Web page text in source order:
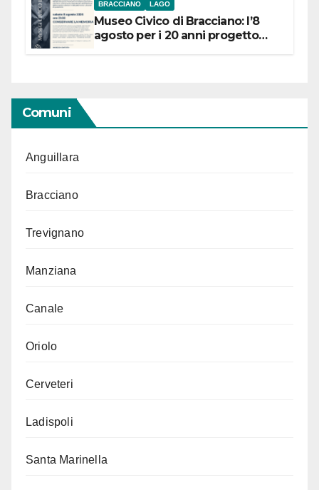
BRACCIANO LAGO
Museo Civico di Bracciano: l’8
agosto per i 20 anni progetto
Comuni
Anguillara
Bracciano
Trevignano
Manziana
Canale
Oriolo
Cerveteri
Ladispoli
Santa Marinella